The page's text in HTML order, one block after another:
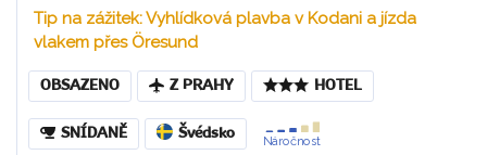
Tip na zážitek: Vyhlídková plavba v Kodani a jízda
vlakem přes Öresund
OBSAZENO Z PRAHY HOTEL
SNÍDANĚ Švédsko
Náročnost